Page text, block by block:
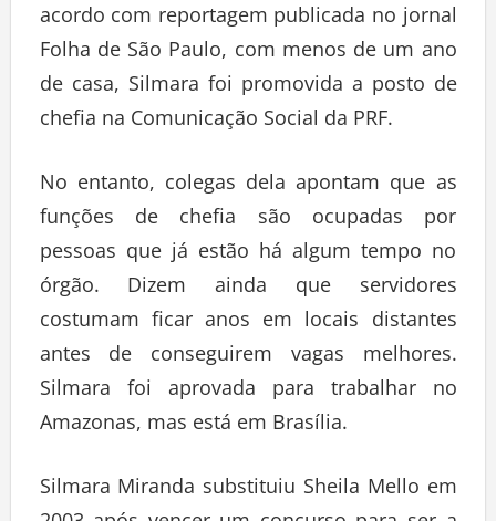
acordo com reportagem publicada no jornal
Folha de São Paulo, com menos de um ano
de casa, Silmara foi promovida a posto de
chefia na Comunicação Social da PRF.
No entanto, colegas dela apontam que as
funções de chefia são ocupadas por
pessoas que já estão há algum tempo no
órgão. Dizem ainda que servidores
costumam ficar anos em locais distantes
antes de conseguirem vagas melhores.
Silmara foi aprovada para trabalhar no
Amazonas, mas está em Brasília.
Silmara Miranda substituiu Sheila Mello em